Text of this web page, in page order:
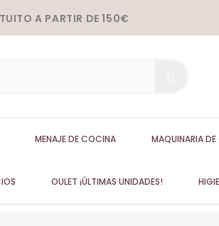
A PARTIR DE 150€
MENAJE DE COCINA MAQUINARIA
OULET ¡ÚLTIMAS UNIDADES!